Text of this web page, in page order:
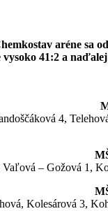
aréne
41:2 a
4,
Vaľová – Gožová 1,
Kolesárová 3,